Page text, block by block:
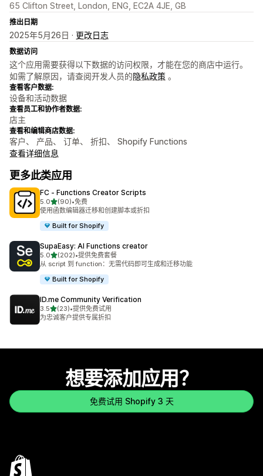
65 Clifton Street, London, ENG, EC2A 4JE, GB
推出日期
2025年5月26日 · 更改日志
数据访问
这个应用需要获得以下数据的访问权限，才能在您的商店中运行。
如需了解原因，请查阅开发人员的隐私政策 。
查看客户数据:
设备和活动数据
查看员工和协作者数据:
店主
查看和编辑商店数据:
客户、 产品、 订单、 折扣、 Shopify Functions
查看详细信息
更多此类应用
FC ‑ Functions Creator Scripts
5.0星（满分 5 星）
(90)
总共 90 条评论
•免费
使用函数编辑器迁移和创建脚本或折扣
Built for Shopify
SupaEasy: AI Functions creator
5.0星（满分 5 星）
(202)
总共 202 条评论
•提供免费套餐
从 script 到 function：无需代码即可生成和迁移功能
Built for Shopify
ID.me Community Verification
3.5星（满分 5 星）
(23)
总共 23 条评论
•提供免费试用
为忠诚客户提供专属折扣
想要添加应用？
免费试用 Shopify 3 天